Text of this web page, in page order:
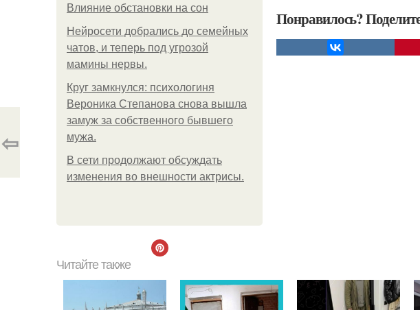
Влияние обстановки на сон
Нейросети добрались до семейных
чатов, и теперь под угрозой
мамины нервы.
Круг замкнулся: психологиня
Вероника Степанова снова вышла
замуж за собственного бывшего
мужа.
В сети продолжают обсуждать
изменения во внешности актрисы.
Понравилось?
⇦
Читайте также